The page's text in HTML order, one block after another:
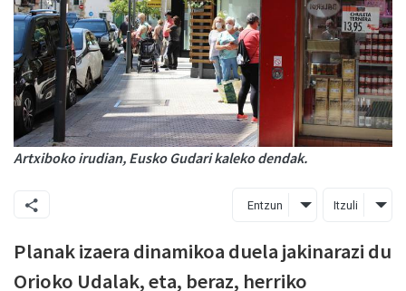
Artxiboko irudian, Eusko Gudari kaleko dendak.
Entzun Itzuli
Planak izaera dinamikoa duela jakinarazi du
Orioko Udalak, eta, beraz, herriko